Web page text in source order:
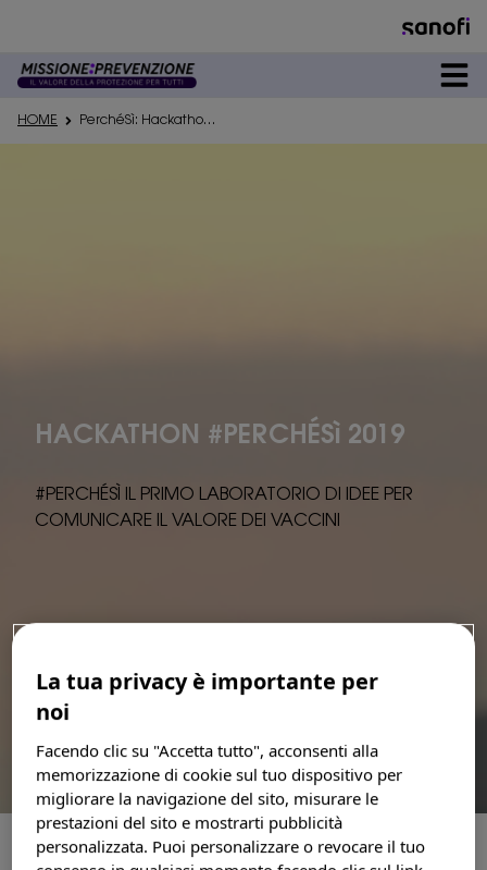
DEDICATO A
Login
Registrati
HOME PerchéSì: Hackathon Comunicazione Scientifica
HACKATHON #PERCHÉSì 2019
#PERCHÉSÌ IL PRIMO LABORATORIO DI IDEE PER
COMUNICARE IL VALORE DEI VACCINI
La tua privacy è importante per
noi
Facendo clic su "Accetta tutto", acconsenti alla
memorizzazione di cookie sul tuo dispositivo per
migliorare la navigazione del sito, misurare le
prestazioni del sito e mostrarti pubblicità
personalizzata. Puoi personalizzare o revocare il tuo